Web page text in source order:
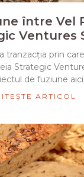
între Vel
Ventures
tranzacția prin
Strategic
de fuziune aici.
ARTICOL